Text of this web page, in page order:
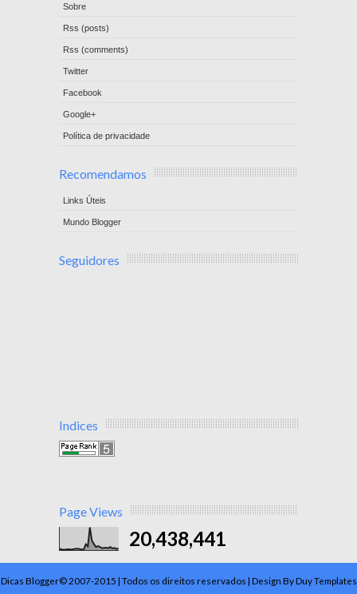
Sobre
Rss (posts)
Rss (comments)
Twitter
Facebook
Google+
Política de privacidade
Recomendamos
Links Úteis
Mundo Blogger
Seguidores
Indices
Page Views
20,438,441
Dicas Blogger© 2007-2015 | Todos os direitos reservados | Design By Duy Templates